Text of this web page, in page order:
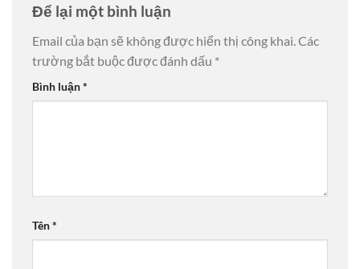
Để lại một bình luận
Email của bạn sẽ không được hiển thị công khai.Các
trường bắt buộc được đánh dấu *
Bình luận*
Tên*